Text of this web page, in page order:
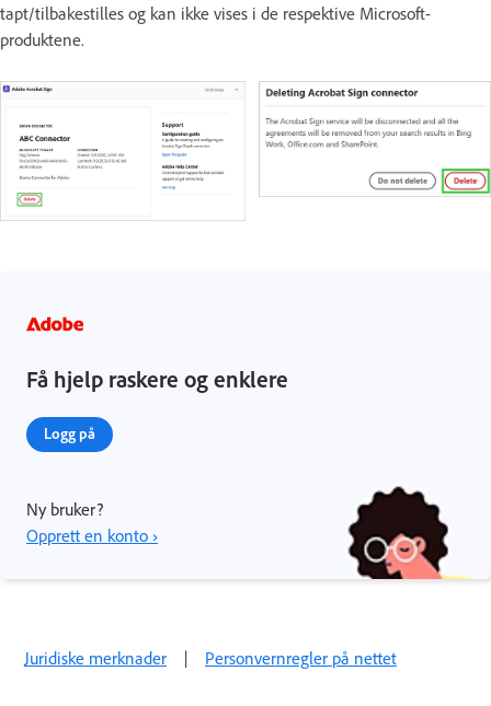
tapt/tilbakestilles og kan ikke vises i de respektive Microsoft-
produktene.
Få hjelp raskere og enklere
Logg på
Ny bruker?
Opprett en konto ›
Juridiske merknader | Personvernregler på nettet